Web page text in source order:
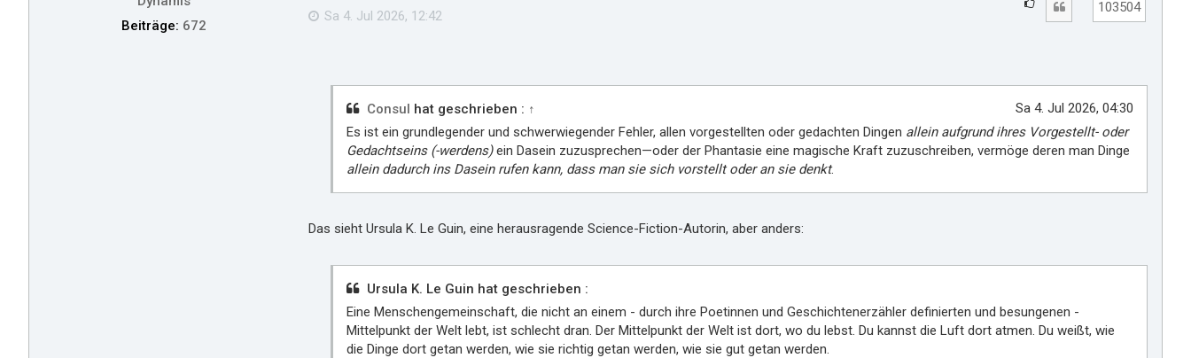
Beiträge: 672
l
m
i
103504
Sa 4. Jul 2026, 12:42
Consul hat geschrieben : ↑
Sa 4. Jul 2026, 04:30
Es ist ein grundlegender und schwerwiegender Fehler, allen vorgestellten oder gedachten Dingen allein aufgrund ihres Vorgestellt- oder
Gedachtseins (-werdens)ein Dasein zuzusprechen—oder der Phantasie eine magische Kraft zuzuschreiben, vermöge deren man Dinge
allein dadurch ins Dasein rufen kann, dass man sie sich vorstellt oder an sie denkt.
Das sieht Ursula K. Le Guin, eine herausragende Science-Fiction-Autorin, aber anders:
Ursula K. Le Guin hat geschrieben :
Eine Menschengemeinschaft, die nicht an einem - durch ihre Poetinnen und Geschichtenerzähler definierten und besungenen -
Mittelpunkt der Welt lebt, ist schlecht dran. Der Mittelpunkt der Welt ist dort, wo du lebst. Du kannst die Luft dort atmen. Du weißt, wie
die Dinge dort getan werden, wie sie richtig getan werden, wie sie gut getan werden.